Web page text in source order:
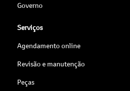
Governo
Serviços
Agendamento online
Revisão e manutenção
Peças